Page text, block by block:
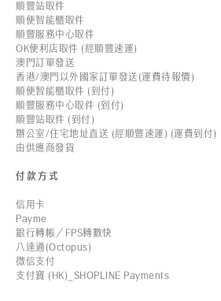
順豐站取件
順便智能櫃取件
順豐服務中心取件
OK便利店取件 (經順豐速運)
澳門訂單發送
香港/澳門以外國家訂單發送(運費待報價)
順便智能櫃取件 (到付)
順豐服務中心取件 (到付)
順豐站取件 (到付)
辦公室/住宅地址直送 (經順豐速運) (運費到付)
由供應商發貨
付款方式
信用卡
Payme
銀行轉帳／FPS轉數快
八達通(Octopus)
微信支付
支付寶 (HK)_SHOPLINE Payments